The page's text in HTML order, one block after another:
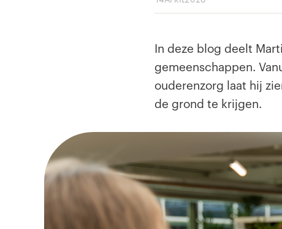
In deze blog deelt
gemeenschappen.
ouderenzorg laat hij
de grond te krijgen.